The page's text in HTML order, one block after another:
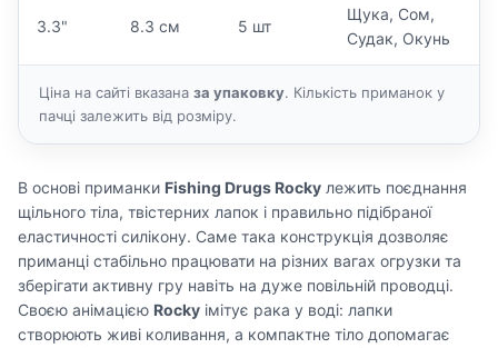
3.3" 8.3 см 5 шт
Щука, Сом,
Судак, Окунь
Ціна на сайті вказана за упаковку. Кількість приманок у
пачці залежить від розміру.
В основі приманки Fishing Drugs Rocky лежить поєднання
щільного тіла, твістерних лапок і правильно підібраної
еластичності силікону. Саме така конструкція дозволяє
приманці стабільно працювати на різних вагах огрузки та
зберігати активну гру навіть на дуже повільній проводці.
Своєю анімацією Rocky імітує рака у воді: лапки
створюють живі коливання, а компактне тіло допомагає